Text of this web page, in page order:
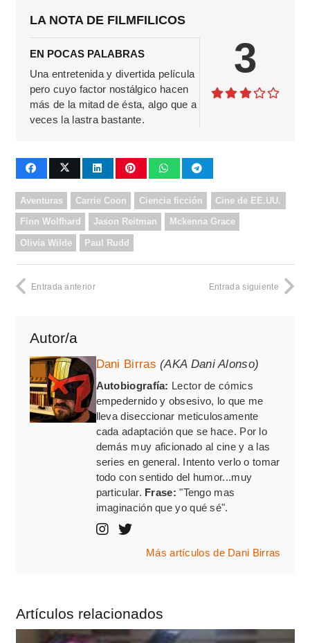
LA NOTA DE FILMFILICOS
EN POCAS PALABRAS
Una entretenida y divertida película
pero cuyo factor nostálgico hacen
más de la mitad de ésta, algo que a
veces la lastra bastante.
3
Aventuras Carrie Coon Ciencia ficción Cine de EE.UU.
Finn Wolfhard Jason Reitman Mckenna Grace
Olivia Wilde Paul Rudd
Entrada anterior Entrada siguiente
Autor/a
Dani Birras (AKA Dani Alonso)
Autobiografía: Lector de cómics
empedernido y obsesivo, lo que me
lleva diseccionar meticulosamente
cada adaptación que se hace. Por lo
demás muy aficionado al cine y a las
series en general. Intento verlo o tomar
todo con sentido del humor...muy
particular. Frase: "Tengo mas
imaginación que yo qué sé".
Más artículos de Dani Birras
Artículos relacionados